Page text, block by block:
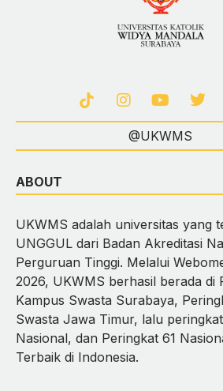
@UKWMS
ABOUT
UKWMS adalah universitas yang
UNGGUL dari Badan Akreditasi
Perguruan Tinggi. Melalui
2026, UKWMS berhasil berada di
Kampus Swasta Surabaya,
Swasta Jawa Timur, lalu
Nasional, dan Peringkat 61
Terbaik di Indonesia.